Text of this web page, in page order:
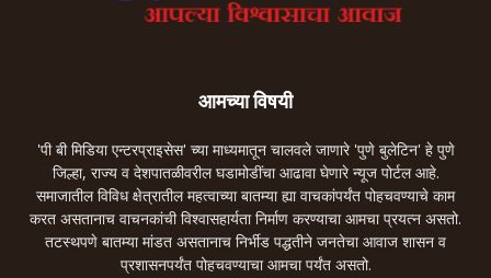
आमच्या विषयी
'पी बी मिडिया एन्टरप्राइसेस' च्या माध्यमातून चालवले जाणारे 'पुणे बुलेटिन' हे पुणे
जिल्हा, राज्य व देशपातळीवरील घडामोडींचा आढावा घेणारे न्यूज पोर्टल आहे.
समाजातील विविध क्षेत्रातील महत्वाच्या बातम्या ह्या वाचकांपर्यंत पोहचवण्याचे काम
करत असतानाच वाचनकांची विश्वासहार्यता निर्माण करण्याचा आमचा प्रयत्न असतो.
तटस्थपणे बातम्या मांडत असतानाच निर्भीड पद्धतीने जनतेचा आवाज शासन व
प्रशासनपर्यंत पोहचवण्याचा आमचा पर्यंत असतो.